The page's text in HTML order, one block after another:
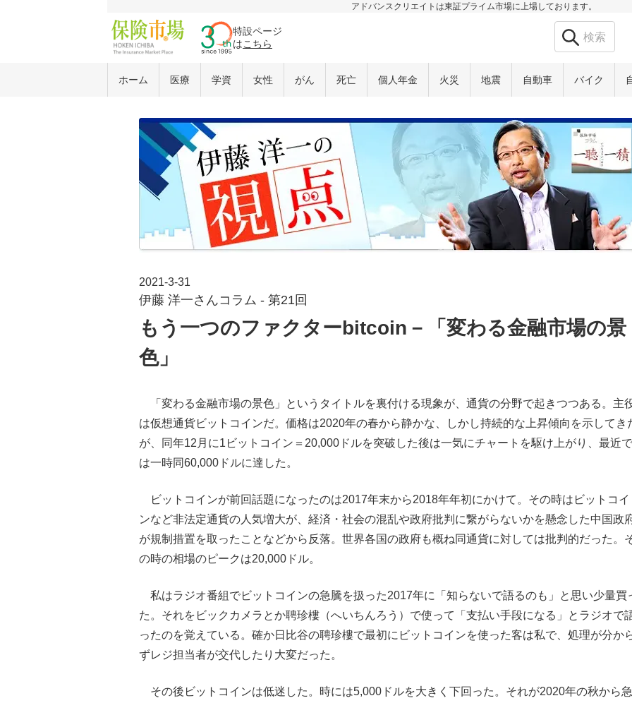
アドバンスクリエイトは東証プライム市場に上場しております。
特設ページ
はこちら
ホーム 医療 学資 女性 がん 死亡 個人年金 火災 地震 自動車 バイク
2021-3-31
伊藤 洋一さんコラム - 第21回
もう一つのファクターbitcoin－「変わる金融市場の景
色」
「変わる金融市場の景色」というタイトルを裏付ける現象が、通貨の分野で起きつつある。主
は仮想通貨ビットコインだ。価格は2020年の春から静かな、しかし持続的な上昇傾向を示してき
が、同年12月に1ビットコイン＝20,000ドルを突破した後は一気にチャートを駆け上がり、最近で
は一時同60,000ドルに達した。
ビットコインが前回話題になったのは2017年末から2018年年初にかけて。その時はビットコイ
ンなど非法定通貨の人気増大が、経済・社会の混乱や政府批判に繋がらないかを懸念した中国政
が規制措置を取ったことなどから反落。世界各国の政府も概ね同通貨に対しては批判的だった。
の時の相場のピークは20,000ドル。
私はラジオ番組でビットコインの急騰を扱った2017年に「知らないで語るのも」と思い少量買
た。それをビックカメラとか聘珍樓（へいちんろう）で使って「支払い手段になる」とラジオで
ったのを覚えている。確か日比谷の聘珍樓で最初にビットコインを使った客は私で、処理が分か
ずレジ担当者が交代したり大変だった。
その後ビットコインは低迷した。時には5,000ドルを大きく下回った。それが2020年の秋から急